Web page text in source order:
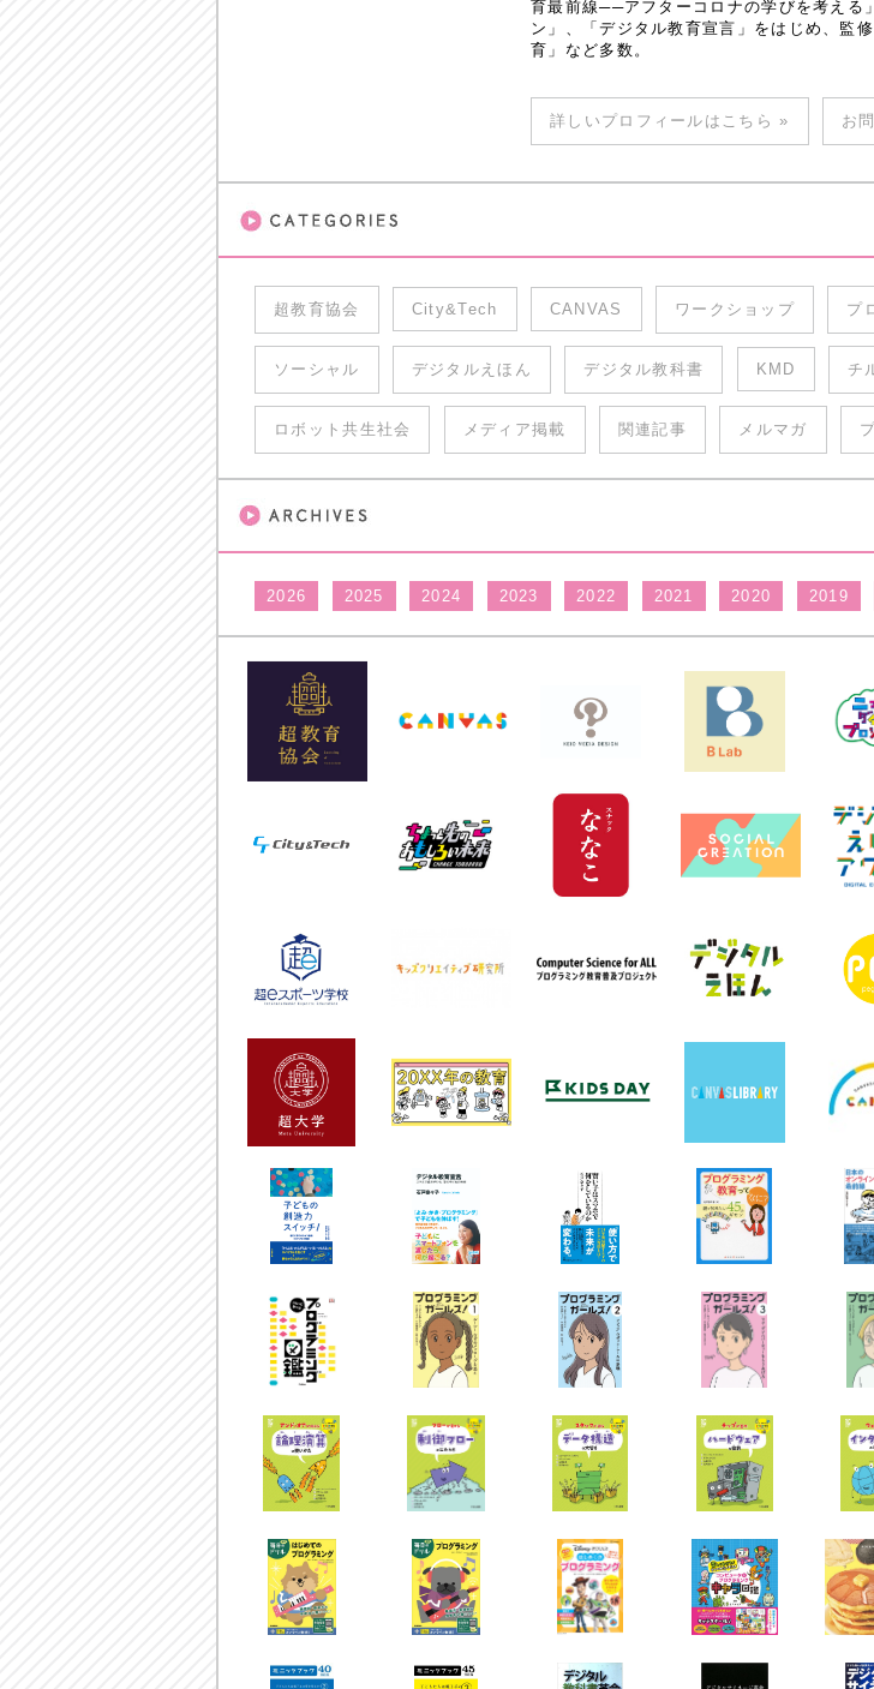
育最前線──アフターコロナの学びを考える
ン」、「デジタル教育宣言」をはじめ、監
育」など多数。
詳しいプロフィールはこちら » お
超教育協会 City&Tech CANVAS ワークショップ プ
ソーシャル デジタルえほん デジタル教科書 KMD チ
ロボット共生社会 メディア掲載 関連記事 メルマガ
2026 2025 2024 2023 2022 2021 2020 2019